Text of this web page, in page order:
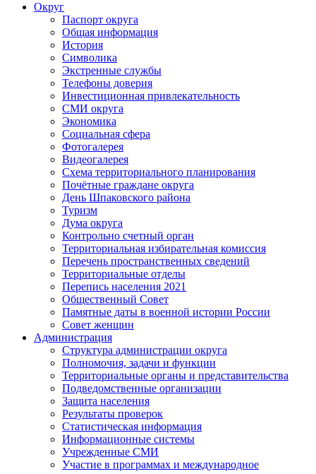
Округ
Паспорт округа
Общая информация
История
Символика
Экстренные службы
Телефоны доверия
Инвестиционная привлекательность
СМИ округа
Экономика
Социальная сфера
Фотогалерея
Видеогалерея
Схема территориального планирования
Почётные граждане округа
День Шпаковского района
Туризм
Дума округа
Контрольно счетный орган
Территориальная избирательная комиссия
Перечень пространственных сведений
Территориальные отделы
Перепись населения 2021
Общественный Совет
Памятные даты в военной истории России
Совет женщин
Администрация
Структура администрации округа
Полномочия, задачи и функции
Территориальные органы и представительства
Подведомственные организации
Защита населения
Результаты проверок
Статистическая информация
Информационные системы
Учрежденные СМИ
Участие в программах и международное